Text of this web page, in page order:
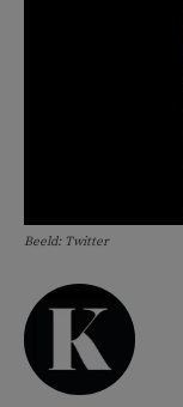
Beeld: Twitter